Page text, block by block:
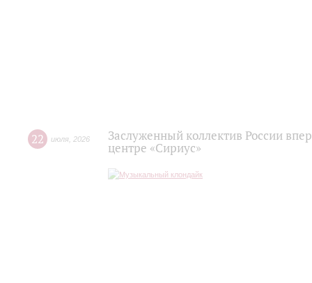
22 июля 2026
Заслуженный коллектив России
центре «Сириус»